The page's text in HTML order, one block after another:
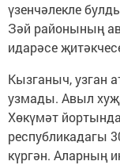
үзенчәлекле
Зәй районының
идарәсе
Кызганыч, узган
узмады. Авыл
Хөкүмәт
республикадагы
күргән. Аларның